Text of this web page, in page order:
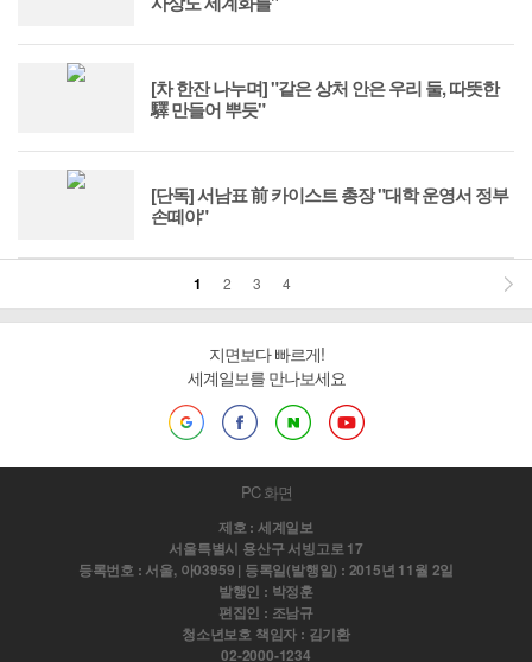
[차 한잔 나누며] "같은 상처 안은 우리 둘, 따뜻한
驛 만들어 뿌듯"
[단독] 서남표 前 카이스트 총장 "대학 운영서 정부
손떼야"
1 2 3 4
지면보다 빠르게!
세계일보를 만나보세요
PC 화면
제호 : 세계일보
서울특별시 용산구 서빙고로 17
등록번호 : 서울, 아03959 | 등록일(발행일) : 2015년 11월 2일
발행인 : 박정훈
편집인 : 조남규
청소년보호 책임자 : 김기환
02-2000-1234